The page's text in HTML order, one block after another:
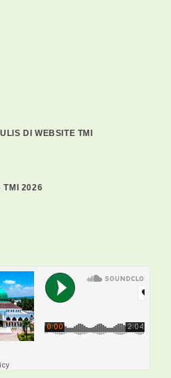
DI WEBSITE TMI
TMI 2026